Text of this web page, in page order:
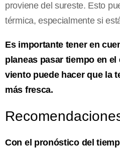
proviene del sureste. Esto
térmica, especialmente si
Es importante tener en
planeas pasar tiempo en el
viento puede hacer que la
más fresca.
Con el pronóstico del